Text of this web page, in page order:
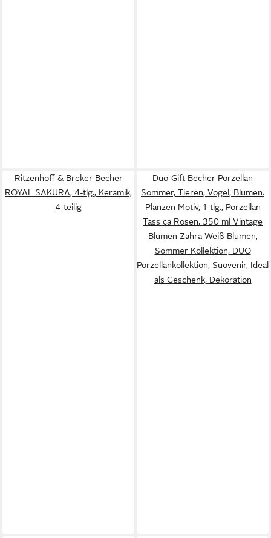
Ritzenhoff & Breker Becher
ROYAL SAKURA, 4-tlg., Keramik,
4-teilig
Duo-Gift Becher Porzellan
Sommer, Tieren, Vogel, Blumen.
Planzen Motiv, 1-tlg., Porzellan
Tass ca Rosen. 350 ml Vintage
Blumen Zahra Weiß Blumen,
Sommer Kollektion, DUO
Porzellankollektion, Suovenir, Ideal
als Geschenk, Dekoration